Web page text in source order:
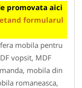
promovata aici
formularul
mobila pentru
vopsit, MDF
mobila din
romaneasca,